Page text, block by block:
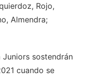
Rojo,
Almendra;
Juniors sostendrán
cuando se